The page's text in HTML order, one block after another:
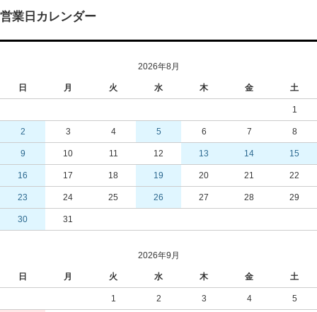
営業日カレンダー
2026年8月
日 月 火 水 木 金 土
1
2 3 4 5 6 7 8
9 10 11 12 13 14 15
16 17 18 19 20 21 22
23 24 25 26 27 28 29
30 31
2026年9月
日 月 火 水 木 金 土
1 2 3 4 5